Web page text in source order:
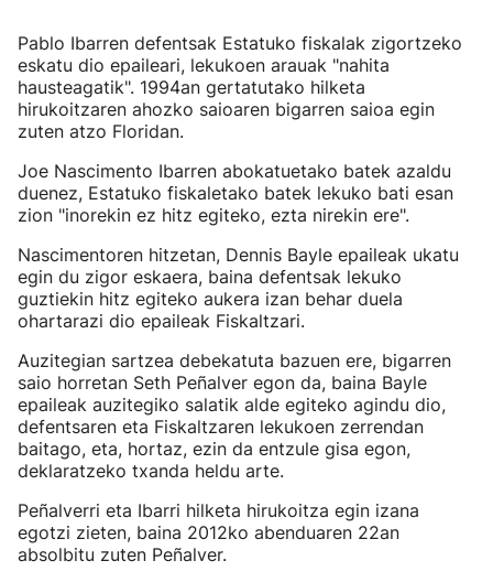
Pablo Ibarren defentsak Estatuko fiskalak zigortzeko
eskatu dio epaileari, lekukoen arauak "nahita
hausteagatik". 1994an gertatutako hilketa
hirukoitzaren ahozko saioaren bigarren saioa egin
zuten atzo Floridan.
Joe Nascimento Ibarren abokatuetako batek azaldu
duenez, Estatuko fiskaletako batek lekuko bati esan
zion "inorekin ez hitz egiteko, ezta nirekin ere".
Nascimentoren hitzetan, Dennis Bayle epaileak ukatu
egin du zigor eskaera, baina defentsak lekuko
guztiekin hitz egiteko aukera izan behar duela
ohartarazi dio epaileak Fiskaltzari.
Auzitegian sartzea debekatuta bazuen ere, bigarren
saio horretan Seth Peñalver egon da, baina Bayle
epaileak auzitegiko salatik alde egiteko agindu dio,
defentsaren eta Fiskaltzaren lekukoen zerrendan
baitago, eta, hortaz, ezin da entzule gisa egon,
deklaratzeko txanda heldu arte.
Peñalverri eta Ibarri hilketa hirukoitza egin izana
egotzi zieten, baina 2012ko abenduaren 22an
absolbitu zuten Peñalver.